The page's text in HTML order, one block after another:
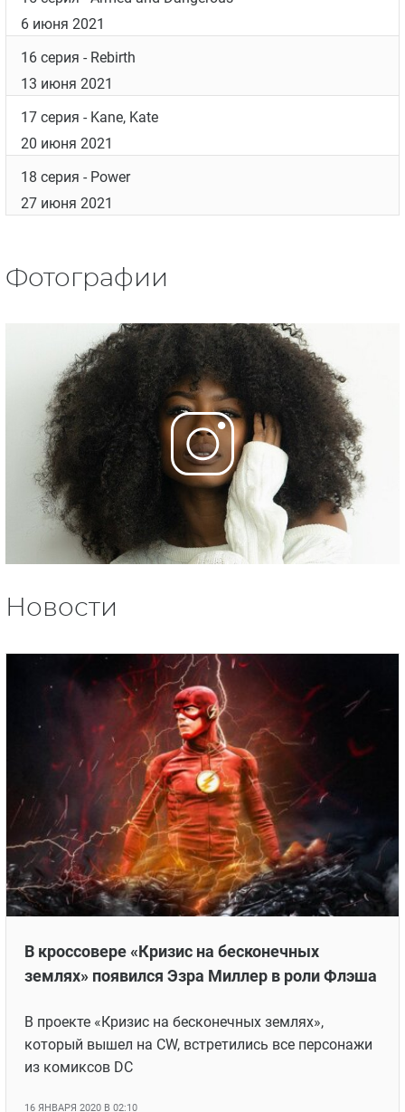
6 июня 2021
16 серия - Rebirth
13 июня 2021
17 серия - Kane, Kate
20 июня 2021
18 серия - Power
27 июня 2021
Фотографии
Новости
В кроссовере «Кризис на бесконечных
землях» появился Эзра Миллер в роли Флэша
В проекте «Кризис на бесконечных землях»,
который вышел на CW, встретились все персонажи
из комиксов DC
16 ЯНВАРЯ 2020 В 02:10